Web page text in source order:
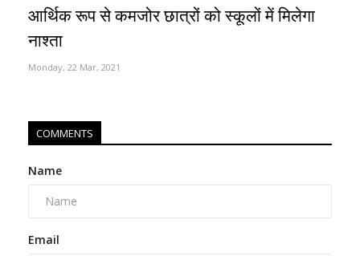
आर्थिक रूप से कमजोर छात्रों को स्कूलों में मिलेगा
नाश्ता
Monday, 22 Mar, 2021
COMMENTS
Name
Email